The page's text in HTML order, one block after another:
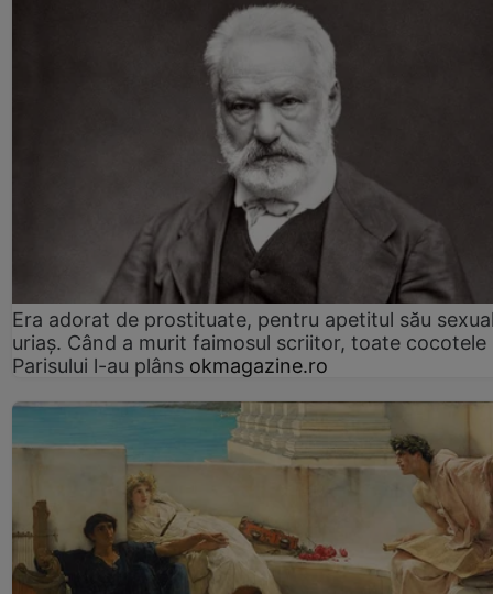
Era adorat de prostituate, pentru apetitul său
uriaș. Când a murit faimosul scriitor, toate cocotele
Parisului l-au plâns okmagazine.ro